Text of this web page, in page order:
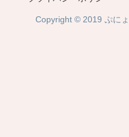
Copyright © 2019 ぷに